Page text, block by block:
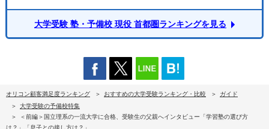
大学受験 塾・予備校 現役 首都圏ランキングを見る
オリコン顧客満足度ランキング おすすめの大学受験ランキング・比較
ガイド
大学受験の予備校特集
＜前編＞国立理系の一流大学に合格、受験生の父親へインタビュー「学習塾の選び方
は？」「息子との接し方は？」